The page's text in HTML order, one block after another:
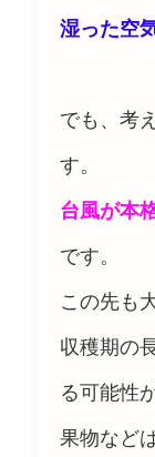
湿った空
でも、考
す。
台風が本
です。
この先も
収穫期の
る可能性
果物など